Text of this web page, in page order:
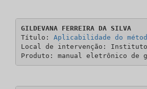
GILDEVANA FERREIRA DA SILVA
Título: Aplicabilidade do
Local de intervenção: Instituto
Produto: manual eletrônico de